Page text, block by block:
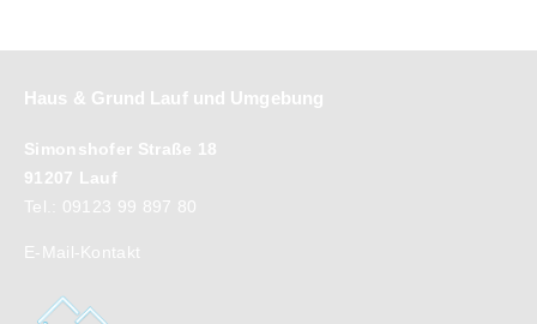
Haus & Grund Lauf und Umgebung
Simonshofer Straße 18
91207 Lauf
Tel.: 09123 99 897 80
E-Mail-Kontakt